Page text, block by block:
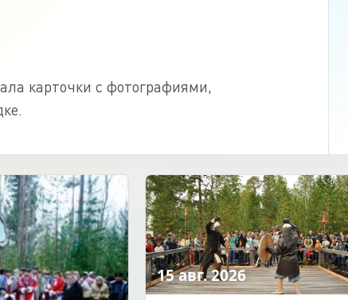
карточки с фотографиями,
15 авг. 2026